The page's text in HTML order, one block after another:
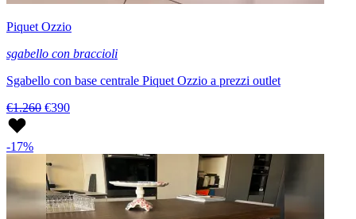
Piquet Ozzio
sgabello con braccioli
Sgabello con base centrale Piquet Ozzio a prezzi outlet
€1.260 €390
-17%